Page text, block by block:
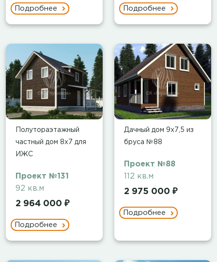
Подробнее Подробнее
Полутораэтажный
частный дом 8х7 для
ИЖС
Проект №131
92 кв.м
2 964 000 ₽
Подробнее
Дачный дом 9х7,5 из
бруса №88
Проект №88
112 кв.м
2 975 000 ₽
Подробнее